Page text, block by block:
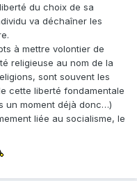
du choix de sa
va déchaîner les
à mettre volontier de
religieuse au nom de la
sont souvent les
cette liberté fondamentale
un moment déjà donc…)
liée au socialisme, le